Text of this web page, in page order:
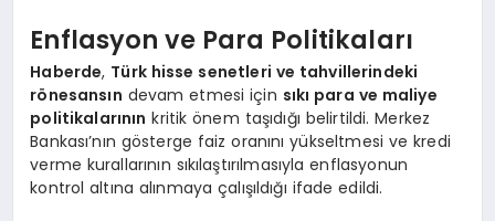
Enflasyon ve Para Politikaları
Haberde, Türk hisse senetleri ve tahvillerindeki
rönesansın devam etmesi için sıkı para ve maliye
politikalarının kritik önem taşıdığı belirtildi. Merkez
Bankası’nın gösterge faiz oranını yükseltmesi ve kredi
verme kurallarının sıkılaştırılmasıyla enflasyonun
kontrol altına alınmaya çalışıldığı ifade edildi.